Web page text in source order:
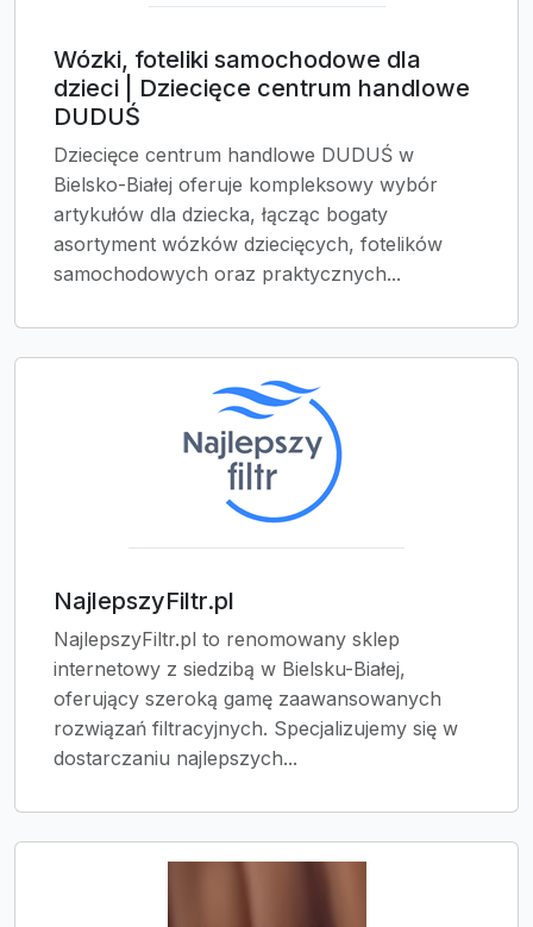
Wózki, foteliki samochodowe dla
dzieci | Dziecięce centrum handlowe
DUDUŚ
Dziecięce centrum handlowe DUDUŚ w
Bielsko-Białej oferuje kompleksowy wybór
artykułów dla dziecka, łącząc bogaty
asortyment wózków dziecięcych, fotelików
samochodowych oraz praktycznych...
NajlepszyFiltr.pl
NajlepszyFiltr.pl to renomowany sklep
internetowy z siedzibą w Bielsku-Białej,
oferujący szeroką gamę zaawansowanych
rozwiązań filtracyjnych. Specjalizujemy się w
dostarczaniu najlepszych...